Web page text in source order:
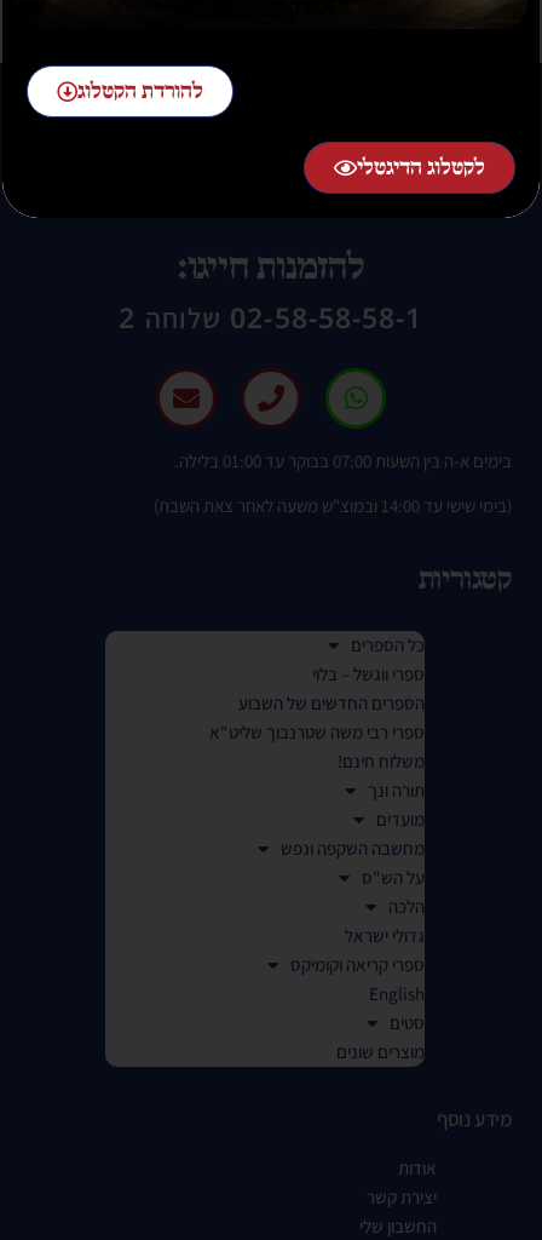
להזמנות חייגו:
02-58-58-58-1 שלוחה 2
בימים א-ה בין השעות 07:00 בבוקר עד 01:00 בלילה.
(בימי שישי עד 14:00 ובמוצ"ש משעה לאחר צאת השבת)
קטגוריות
כל הספרים
ספרי ווגשל – בלוי
הספרים החדשים של השבוע
ספרי רבי משה שטרנבוך שליט"א
משלוח חינם!
תורה ונך
מועדים
מחשבה השקפה ונפש
על הש"ס
הלכה
גדולי ישראל
ספרי קריאה וקומיקס
English
סטים
מוצרים שונים
מידע נוסף
אודות
יצירת קשר
החשבון שלי
להורדת הקטלוג
לקטלוג הדיגטלי